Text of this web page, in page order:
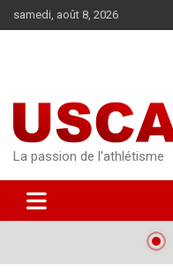
au
samedi, août 8, 2026
La passion de l'athlétisme